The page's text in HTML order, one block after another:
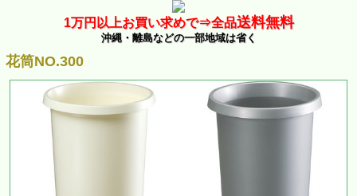
1万円以上お買い求めで⇒全品送料無料
沖縄・離島などの一部地域は省く
花筒NO.300